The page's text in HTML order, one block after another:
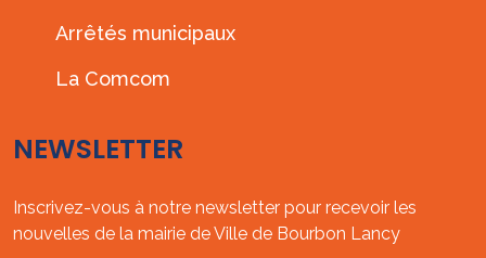
Arrêtés municipaux
La Comcom
NEWSLETTER
Inscrivez-vous à notre newsletter pour recevoir les
nouvelles de la mairie de Ville de Bourbon Lancy